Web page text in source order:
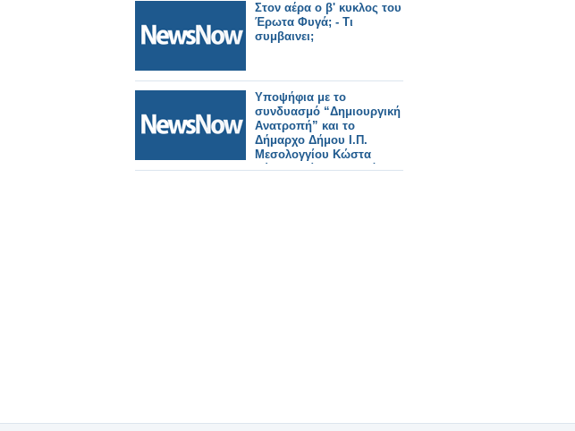
Στον αέρα ο β' κυκλος του
Έρωτα Φυγά; - Τι
συμβαινει;
Υποψήφια με το
συνδυασμό “Δημιουργική
Ανατροπή” και το
Δήμαρχο Δήμου Ι.Π.
Μεσολογγίου Κώστα
Λύρο θα είναι η κα.Βάσω